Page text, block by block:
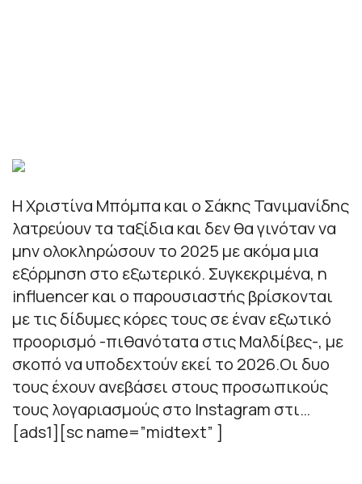
Η Χριστίνα Μπόμπα και ο Σάκης Τανιμανίδης
λατρεύουν τα ταξίδια και δεν θα γινόταν να
μην ολοκληρώσουν το 2025 με ακόμα μια
εξόρμηση στο εξωτερικό. Συγκεκριμένα, η
influencer και ο παρουσιαστής βρίσκονται
με τις δίδυμες κόρες τους σε έναν εξωτικό
προορισμό -πιθανότατα στις Μαλδίβες-, με
σκοπό να υποδεχτούν εκεί το 2026.Οι δυο
τους έχουν ανεβάσει στους προσωπικούς
τους λογαριασμούς στο Instagram στι…
[ads1][sc name=”midtext” ]